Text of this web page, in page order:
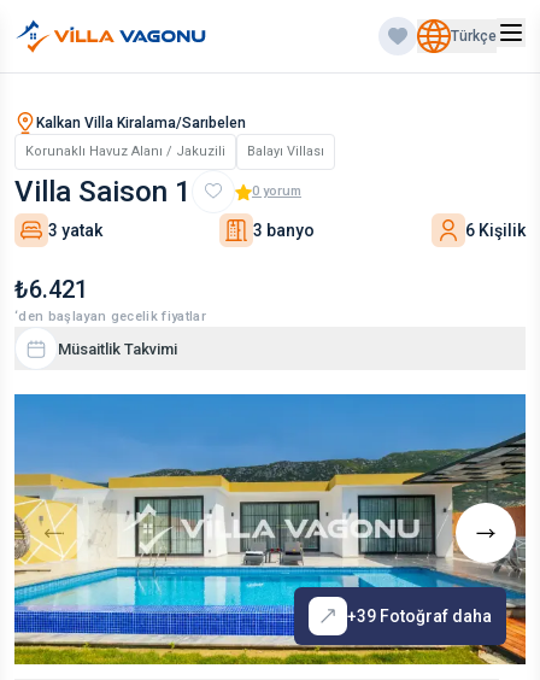
Türkçe
Kalkan Villa Kiralama/Sarıbelen
Korunaklı Havuz Alanı / Jakuzili Balayı Villası
Villa Saison 1 0 yorum
3 yatak 3 banyo 6 Kişilik
₺6.421
‘den başlayan gecelik fiyatlar
Müsaitlik Takvimi
+39 Fotoğraf daha